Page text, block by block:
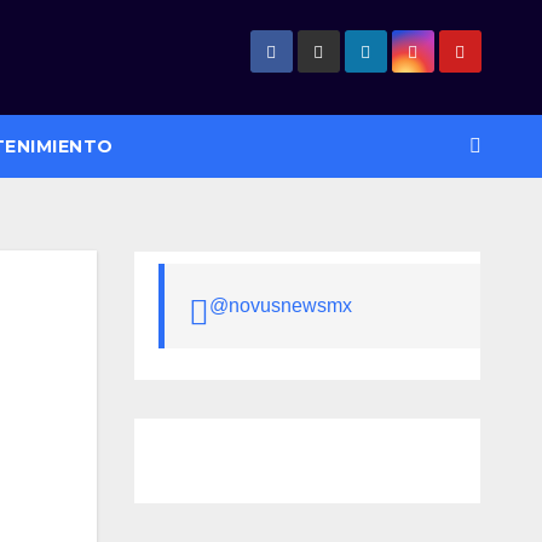
@novusnewsmx